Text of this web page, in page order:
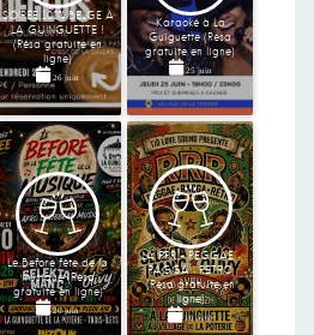
SOIRÉE 100% BELGE À
LA GUINGUETTE !
(Résa gratuite en
ligne)
26 juin
Karaoké à La
Guiguette (Résa
gratuite en ligne)
25 juin
Le Before fête de la
musique (Résa
gratuite en ligne)
20 juin
LA RRR – REGGAE •
RAGGA • RETRO
(Résa gratuite en
ligne)
10 avril